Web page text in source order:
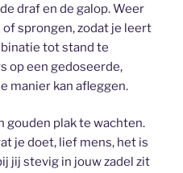
draf en de galop. Weer
sprongen, zodat je leert
tot stand te
op een gedoseerde,
manier kan afleggen.
gouden plak te wachten.
je doet, lief mens, het is
jij stevig in jouw zadel zit